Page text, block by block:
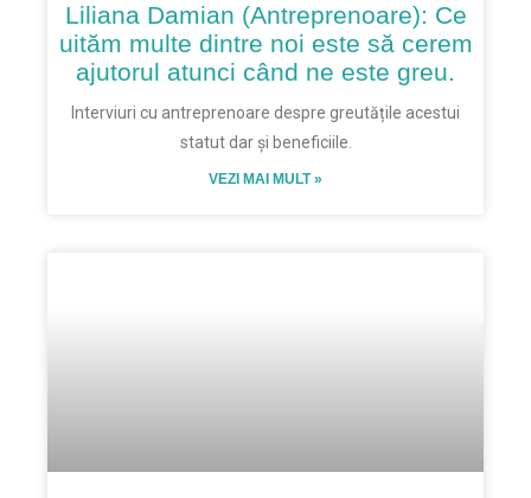
Liliana Damian (Antreprenoare): Ce
uităm multe dintre noi este să cerem
ajutorul atunci când ne este greu.
Interviuri cu antreprenoare despre greutățile acestui
statut dar și beneficiile.
VEZI MAI MULT »